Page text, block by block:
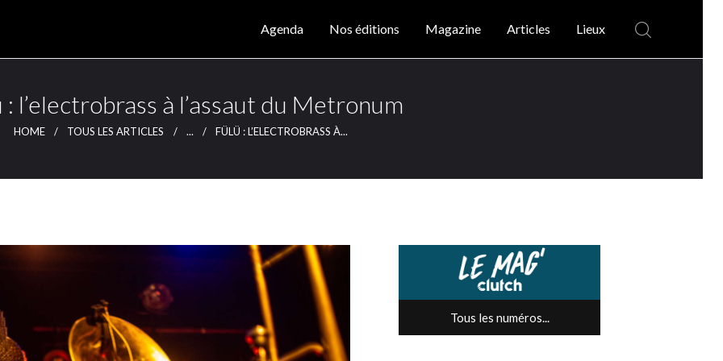
Agenda Nos éditions Magazine Articles Lieux
: l’electrobrass à l’assaut du Metronum
HOME TOUS LES ARTICLES ... FÜLÜ : L’ELECTROBRASS À...
CLUTCH
Nos éditions
Magazine
Articles
Lieux
Tous les numéros...